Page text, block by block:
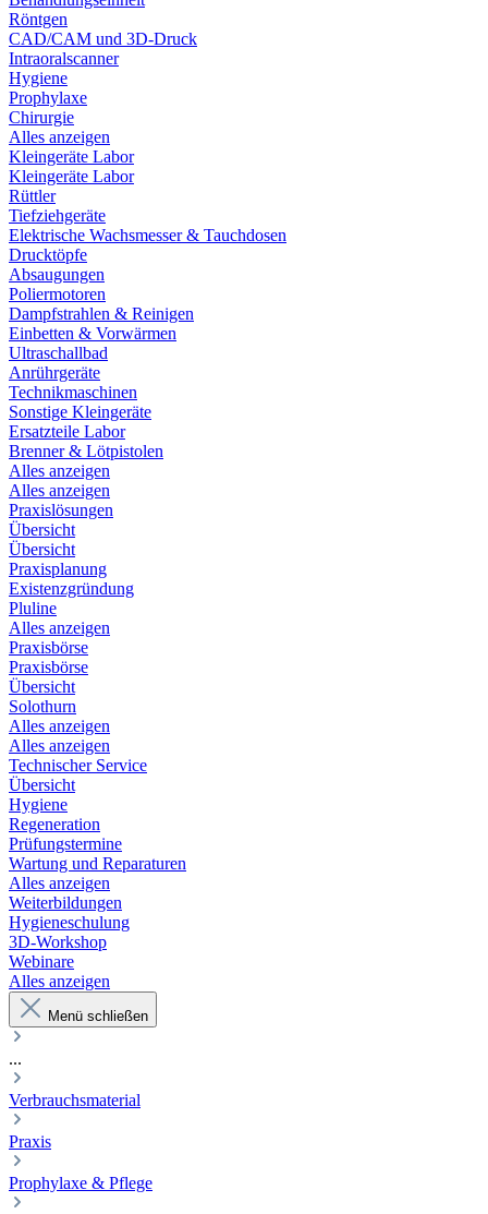
Röntgen
CAD/CAM und 3D-Druck
Intraoralscanner
Hygiene
Prophylaxe
Chirurgie
Alles anzeigen
Kleingeräte Labor
Kleingeräte Labor
Rüttler
Tiefziehgeräte
Elektrische Wachsmesser & Tauchdosen
Drucktöpfe
Absaugungen
Poliermotoren
Dampfstrahlen & Reinigen
Einbetten & Vorwärmen
Ultraschallbad
Anrührgeräte
Technikmaschinen
Sonstige Kleingeräte
Ersatzteile Labor
Brenner & Lötpistolen
Alles anzeigen
Alles anzeigen
Praxislösungen
Übersicht
Übersicht
Praxisplanung
Existenzgründung
Pluline
Alles anzeigen
Praxisbörse
Praxisbörse
Übersicht
Solothurn
Alles anzeigen
Alles anzeigen
Technischer Service
Übersicht
Hygiene
Regeneration
Prüfungstermine
Wartung und Reparaturen
Alles anzeigen
Weiterbildungen
Hygieneschulung
3D-Workshop
Webinare
Alles anzeigen
Menü schließen
...
Verbrauchsmaterial
Praxis
Prophylaxe & Pflege